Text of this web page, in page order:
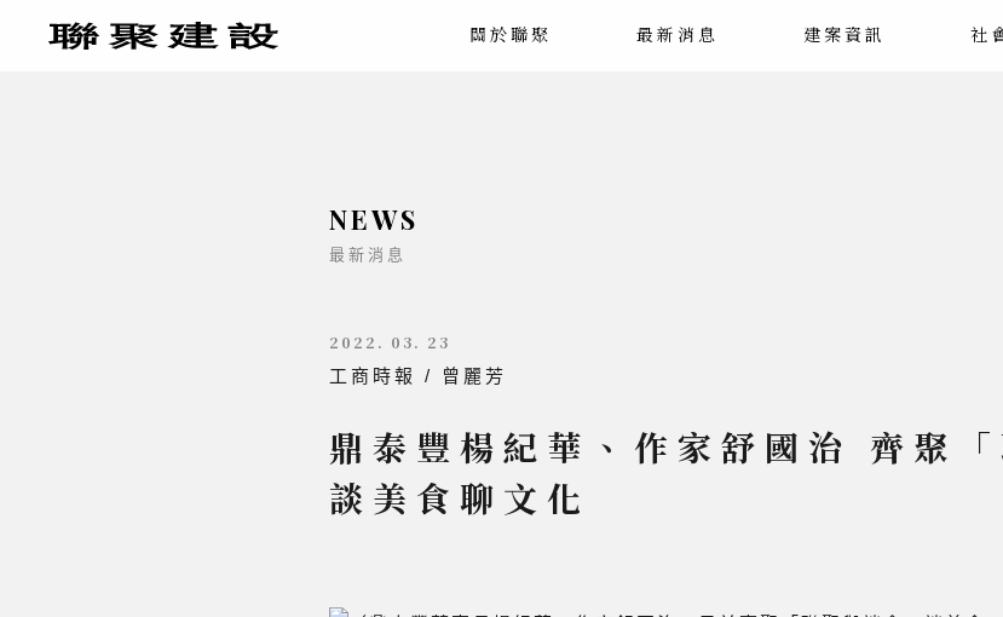
關於聯聚 最新消息 建案資訊 社
NEWS
最新消息
2022. 03. 23
工商時報 / 曾麗芳
鼎泰豐楊紀華、作家舒國治 齊聚「
談美食聊文化